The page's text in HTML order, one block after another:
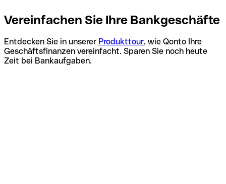
Vereinfachen Sie Ihre Bankgeschäfte
Entdecken Sie in unserer Produkttour, wie Qonto Ihre
Geschäftsfinanzen vereinfacht. Sparen Sie noch heute
Zeit bei Bankaufgaben.